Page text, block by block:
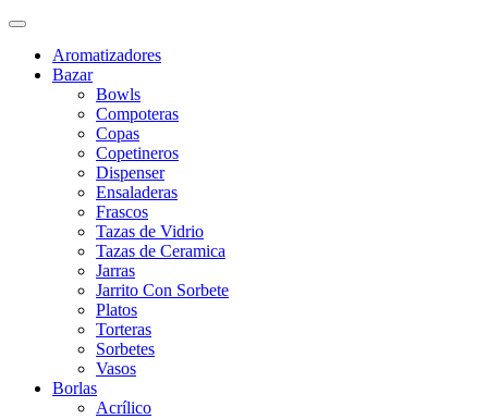
Aromatizadores
Bazar
Bowls
Compoteras
Copas
Copetineros
Dispenser
Ensaladeras
Frascos
Tazas de Vidrio
Tazas de Ceramica
Jarras
Jarrito Con Sorbete
Platos
Torteras
Sorbetes
Vasos
Borlas
Acrílico